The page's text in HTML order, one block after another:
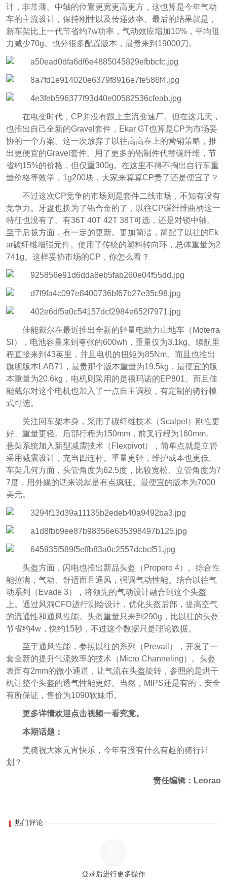
计，非常薄。中轴的位置更宽更高更方，这也算是今年气动
车的主流设计，保持刚性以及传递效率。最后的结果就是，
新车架比上一代节省约7w功率，气动效应增加10%，平均阻
力减少70g。也分很多配置版本，最贵来到19000刀。
在电变时代，CP并没有跟上主流变速厂。但在这几天，
也推出自己全新的Gravel套件，Ekar GT也算是CP为市场妥
协的一个方案。这一次放弃了以往高高在上的营销策略，推
出更便宜的Gravel套件。用了更多的铝制件代替碳纤维，节
省约15%的价格，但仅重300g。在这里不得不掏出自行车重
量价格等效学，1g200块，大家来算算CP贵了还是便宜了？
不过这次CP竞争的市场则是套件二线市场，不知有没有
竞争力。牙盘也换为了铝合金的了，以往CP碳纤维曲柄这一
特征也没有了。有36T 40T 42T 38T可选，还是对锁中轴。
至于后拨方面，有一定的更新。更加简洁，简配了以往的Ek
ar碳纤维增强元件。使用了传统的塑料转向环，总体重量为2
741g。这样妥协市场的CP，你怎么看？
佳能戴尔在最近推出全新的轻量电助力山地车（Moterra
Sl），电池容量来到夸张的600wh，重量仅为3.1kg。续航里
程直接来到43英里，并且电机的扭矩为85Nm。而且也推出
旗舰版本LAB71，最贵那个版本重量为19.5kg，最便宜的版
本重量为20.6kg，电机则采用的是禧玛诺的EP801。而且佳
能戴尔对这个电机也加入了一点自主调校，有定制的骑行模
式可选。
关注回车架本身，采用了碳纤维技术（Scalpel）刚性更
好、重量更轻。后部行程为150mm，前叉行程为160mm。
悬架系统加入新型减震技术（Flexpivot），简单点就是立管
采用减震设计，充当四连杆。重量更轻，维护成本也更低。
车架几何方面，头管角度为62.5度，比较宽松。立管角度为7
7度，用外媒的话来说就是有点疯狂。最便宜的版本为7000
美元。
头盔方面，闪电也推出新品头盔（Propero 4）。综合性
能拉满，气动、舒适而且通风，强调气动性能。结合以往气
动系列（Evade 3），将领先的气动设计融合到这个头盔
上。通过风洞CFD进行测绘设计，优化头盔后部，提高空气
的流通性和通风性能。头盔重量只来到290g，比以往的头盔
节省约4w，快约15秒，不过这个数据只是理论数据。
至于通风性能，参照以往的系列（Prevail），开发了一
套全新的提升气流效率的技术（Micro Channeling）。头盔
表面有2mm的微小通道，让气流在头盔旋转，参照的是烘干
机让整个头盔的透气性能更好。当然，MIPS还是有的，安全
有所保证，售价为1090软妹币。
更多详情欢迎点击视频一看究竟。
本期话题：
美骑祝大家元宵快乐，今年有没有什么有趣的骑行计
划？
责任编辑：Leorao
热门评论
登录后进行更多操作